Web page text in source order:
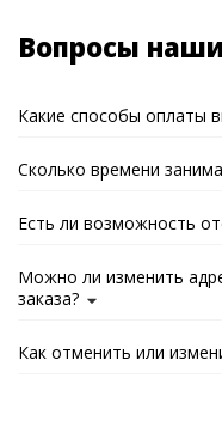
Вопросы
Какие способы оплаты
Сколько времени
Есть ли возможность
Можно ли изменить
заказа?
Как отменить или